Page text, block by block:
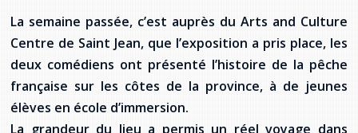
La semaine passée, c’est auprès du Arts and Culture
Centre de Saint Jean, que l’exposition a pris place, les
deux comédiens ont présenté l’histoire de la pêche
française sur les côtes de la province, à de jeunes
élèves en école d’immersion.
La grandeur du lieu a permis un réel voyage dans